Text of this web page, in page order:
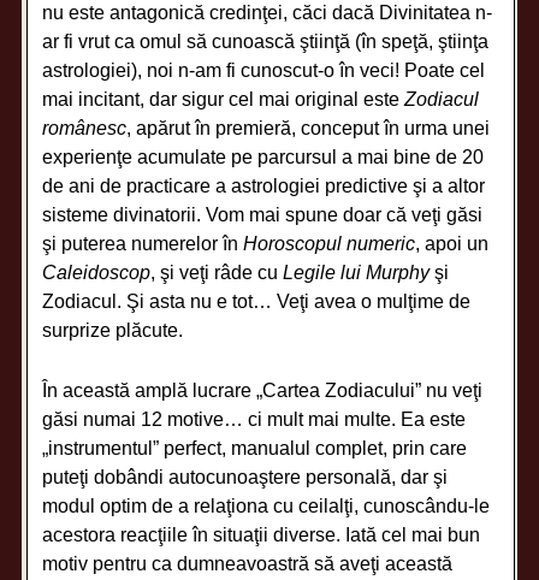
nu este antagonică credinţei, căci dacă Divinitatea n-
ar fi vrut ca omul să cunoască ştiinţă (în speţă, ştiinţa
astrologiei), noi n-am fi cunoscut-o în veci! Poate cel
mai incitant, dar sigur cel mai original esteZodiacul
românesc, apărut în premieră, conceput în urma unei
experienţe acumulate pe parcursul a mai bine de 20
de ani de practicare a astrologiei predictive şi a altor
sisteme divinatorii. Vom mai spune doar că veţi găsi
şi puterea numerelor înHoroscopul numeric, apoi un
Caleidoscop, şi veţi râde cuLegile lui Murphyşi
Zodiacul. Şi asta nu e tot… Veţi avea o mulţime de
surprize plăcute.
În această amplă lucrare „Cartea Zodiacului” nu veţi
găsi numai 12 motive… ci mult mai multe. Ea este
„instrumentul” perfect, manualul complet, prin care
puteţi dobândi autocunoaştere personală, dar şi
modul optim de a relaţiona cu ceilalţi, cunoscându-le
acestora reacţiile în situaţii diverse. Iată cel mai bun
motiv pentru ca dumneavoastră să aveţi această